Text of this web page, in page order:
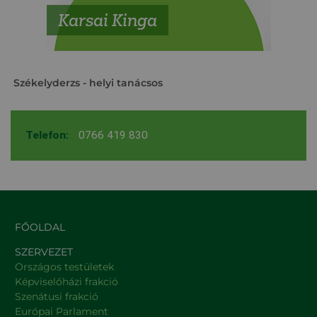
Karsai Kinga
Székelyderzs - helyi tanácsos
Telefon: 0766 419 830
FŐOLDAL
SZERVEZET
Országos testületek
Képviselőházi frakció
Szenátusi frakció
Európai Parlament